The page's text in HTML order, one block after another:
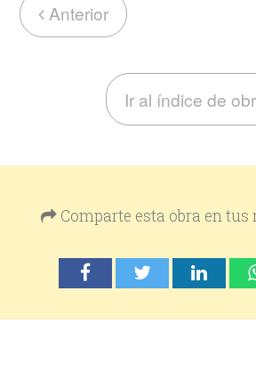
Anterior
Ir al índice de
Comparte esta obra en tus